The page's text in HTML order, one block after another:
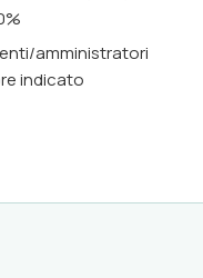
amministratori
indicato